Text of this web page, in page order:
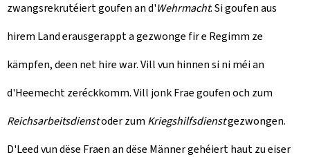
zwangsrekrutéiert goufen an d'Wehrmacht. Si goufen aus
hirem Land erausgerappt a gezwonge fir e Regimm ze
kämpfen, deen net hire war. Vill vun hinnen si ni méi an
d'Heemecht zeréckkomm. Vill jonk Frae goufen och zum
Reichsarbeitsdienstoder zum Kriegshilfsdienstgezwongen.
D'Leed vun dëse Fraen an dëse Männer gehéiert haut zu eiser